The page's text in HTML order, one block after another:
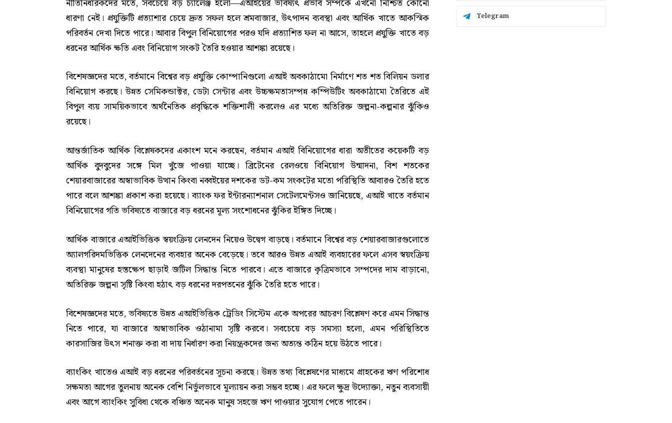
নীতিনির্ধারকদের মতে, সবচেয়ে বড় চ্যালেঞ্জ হলো—এআইয়ের ভবিষ্যৎ প্রভাব সম্পর্কে এখনো নিশ্চিত কোনো
ধারণা নেই। প্রযুক্তিটি প্রত্যাশার চেয়ে দ্রুত সফল হলে শ্রমবাজার, উৎপাদন ব্যবস্থা এবং আর্থিক খাতে আকস্মিক
পরিবর্তন দেখা দিতে পারে। আবার বিপুল বিনিয়োগের পরও যদি প্রত্যাশিত ফল না আসে, তাহলে প্রযুক্তি খাতে বড়
ধরনের আর্থিক ক্ষতি এবং বিনিয়োগ সংকট তৈরি হওয়ার আশঙ্কা রয়েছে।
বিশেষজ্ঞদের মতে, বর্তমানে বিশ্বের বড় প্রযুক্তি কোম্পানিগুলো এআই অবকাঠামো নির্মাণে শত শত বিলিয়ন ডলার
বিনিয়োগ করছে। উন্নত সেমিকন্ডাক্টর, ডেটা সেন্টার এবং উচ্চক্ষমতাসম্পন্ন কম্পিউটিং অবকাঠামো তৈরিতে এই
বিপুল ব্যয় সাময়িকভাবে অর্থনৈতিক প্রবৃদ্ধিকে শক্তিশালী করলেও এর মধ্যে অতিরিক্ত জল্পনা-কল্পনার ঝুঁকিও
রয়েছে।
আন্তর্জাতিক আর্থিক বিশ্লেষকদের একাংশ মনে করছেন, বর্তমান এআই বিনিয়োগের ধারা অতীতের কয়েকটি বড়
আর্থিক বুদবুদের সঙ্গে মিল খুঁজে পাওয়া যাচ্ছে। ব্রিটেনের রেলওয়ে বিনিয়োগ উন্মাদনা, বিশ শতকের
শেয়ারবাজারের অস্বাভাবিক উত্থান কিংবা নব্বইয়ের দশকের ডট-কম সংকটের মতো পরিস্থিতি আবারও তৈরি হতে
পারে বলে আশঙ্কা প্রকাশ করা হয়েছে। ব্যাংক ফর ইন্টারন্যাশনাল সেটেলমেন্টসও জানিয়েছে, এআই খাতে বর্তমান
বিনিয়োগের গতি ভবিষ্যতে বাজারে বড় ধরনের মূল্য সংশোধনের ঝুঁকির ইঙ্গিত দিচ্ছে।
আর্থিক বাজারে এআইভিত্তিক স্বয়ংক্রিয় লেনদেন নিয়েও উদ্বেগ বাড়ছে। বর্তমানে বিশ্বের বড় শেয়ারবাজারগুলোতে
অ্যালগরিদমভিত্তিক লেনদেনের ব্যবহার অনেক বেড়েছে। তবে আরও উন্নত এআই ব্যবহারের ফলে এসব স্বয়ংক্রিয়
ব্যবস্থা মানুষের হস্তক্ষেপ ছাড়াই জটিল সিদ্ধান্ত নিতে পারবে। এতে বাজারে কৃত্রিমভাবে সম্পদের দাম বাড়ানো,
অতিরিক্ত জল্পনা সৃষ্টি কিংবা হঠাৎ বড় ধরনের দরপতনের ঝুঁকি তৈরি হতে পারে।
বিশেষজ্ঞদের মতে, ভবিষ্যতে উন্নত এআইভিত্তিক ট্রেডিং সিস্টেম একে অপরের আচরণ বিশ্লেষণ করে এমন সিদ্ধান্ত
নিতে পারে, যা বাজারে অস্বাভাবিক ওঠানামা সৃষ্টি করবে। সবচেয়ে বড় সমস্যা হলো, এমন পরিস্থিতিতে
কারসাজির উৎস শনাক্ত করা বা দায় নির্ধারণ করা নিয়ন্ত্রকদের জন্য অত্যন্ত কঠিন হয়ে উঠতে পারে।
ব্যাংকিং খাতেও এআই বড় ধরনের পরিবর্তনের সূচনা করছে। উন্নত তথ্য বিশ্লেষণের মাধ্যমে গ্রাহকের ঋণ পরিশোধ
সক্ষমতা আগের তুলনায় অনেক বেশি নির্ভুলভাবে মূল্যায়ন করা সম্ভব হচ্ছে। এর ফলে ক্ষুদ্র উদ্যোক্তা, নতুন ব্যবসায়ী
এবং আগে ব্যাংকিং সুবিধা থেকে বঞ্চিত অনেক মানুষ সহজে ঋণ পাওয়ার সুযোগ পেতে পারেন।
Telegram